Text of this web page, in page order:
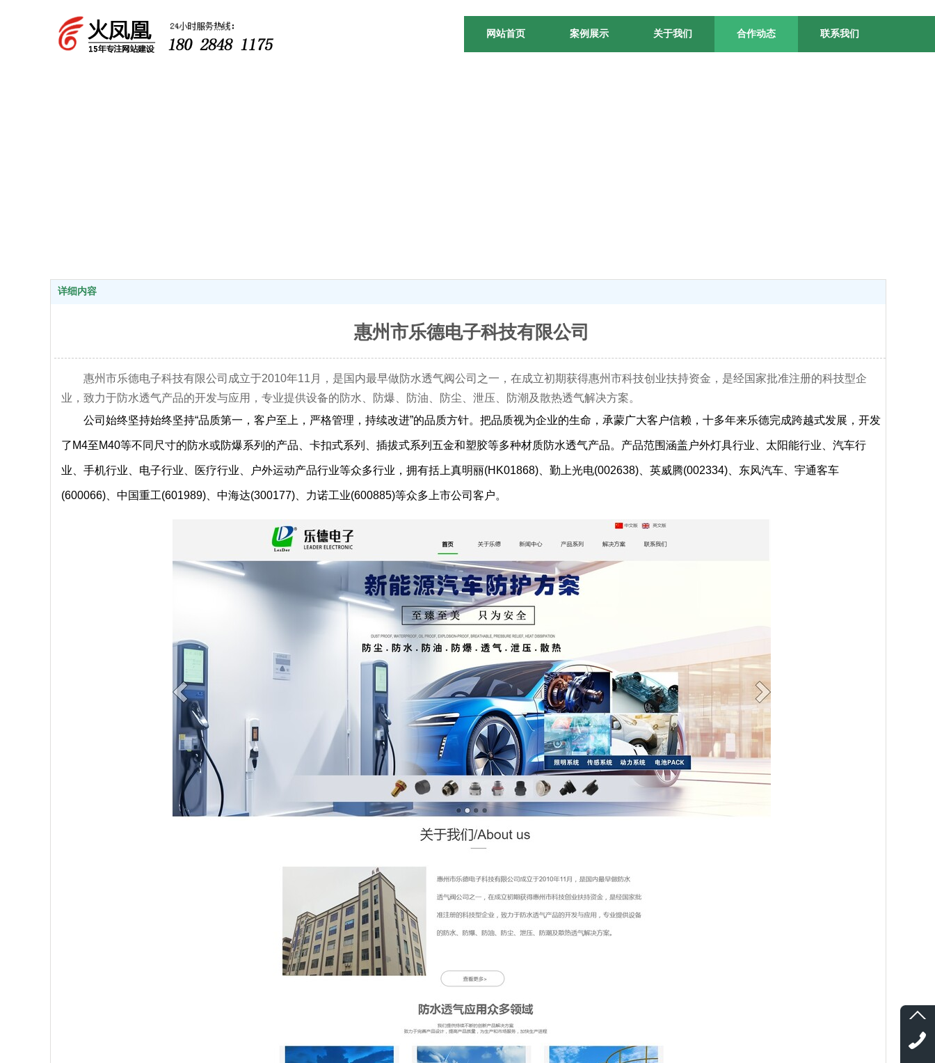
网站首页 案例展示 关于我们 合作动态 联系我们
详细内容
惠州市乐德电子科技有限公司
惠州市乐德电子科技有限公司成立于2010年11月，是国内最早做防水透气阀公司之一，在成立初期获得惠州市科技创业扶持资金，是经国家批准注册的科技型企
业，致力于防水透气产品的开发与应用，专业提供设备的防水、防爆、防油、防尘、泄压、防潮及散热透气解决方案。
公司始终坚持始终坚持“品质第一，客户至上，严格管理，持续改进”的品质方针。把品质视为企业的生命，承蒙广大客户信赖，十多年来乐德完成跨越式发展，开发
了M4至M40等不同尺寸的防水或防爆系列的产品、卡扣式系列、插拔式系列五金和塑胶等多种材质防水透气产品。产品范围涵盖户外灯具行业、太阳能行业、汽车行
业、手机行业、电子行业、医疗行业、户外运动产品行业等众多行业，拥有括上真明丽(HK01868)、勤上光电(002638)、英威腾(002334)、东风汽车、宇通客车
(600066)、中国重工(601989)、中海达(300177)、力诺工业(600885)等众多上市公司客户。